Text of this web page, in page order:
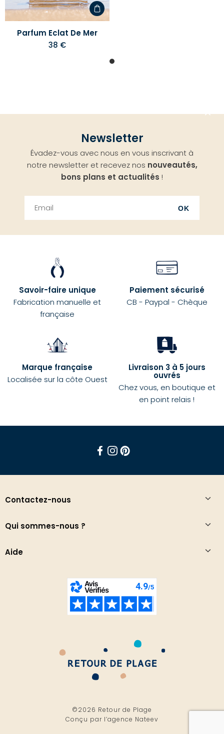
Parfum Eclat De Mer
38 €
Newsletter
Évadez-vous avec nous en vous inscrivant à
notre newsletter et recevez nos nouveautés,
bons plans et actualités !
OK
Savoir-faire unique
Fabrication manuelle et
française
Paiement sécurisé
CB - Paypal - Chèque
Marque française
Localisée sur la côte Ouest
Livraison 3 à 5 jours
ouvrés
Chez vous, en boutique et
en point relais !
Contactez-nous
Qui sommes-nous ?
Aide
©2026 Retour de Plage
Conçu par l’agence Nateev